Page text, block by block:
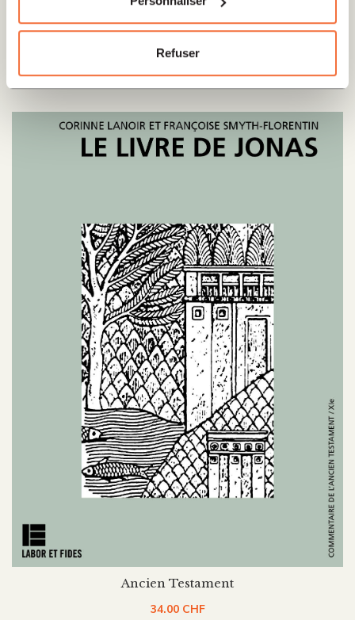
Refuser
coordination des cours d’hébreu depuis septembre
2010; elle est également doyenne depuis juin
Ancien Testament
34.00 CHF